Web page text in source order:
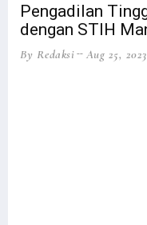
Pengadilan
dengan STIH
By Redaksi Aug 25,